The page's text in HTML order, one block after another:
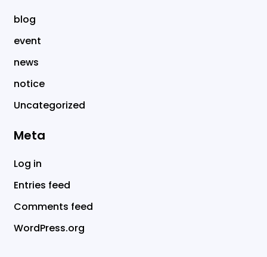
blog
event
news
notice
Uncategorized
Meta
Log in
Entries feed
Comments feed
WordPress.org